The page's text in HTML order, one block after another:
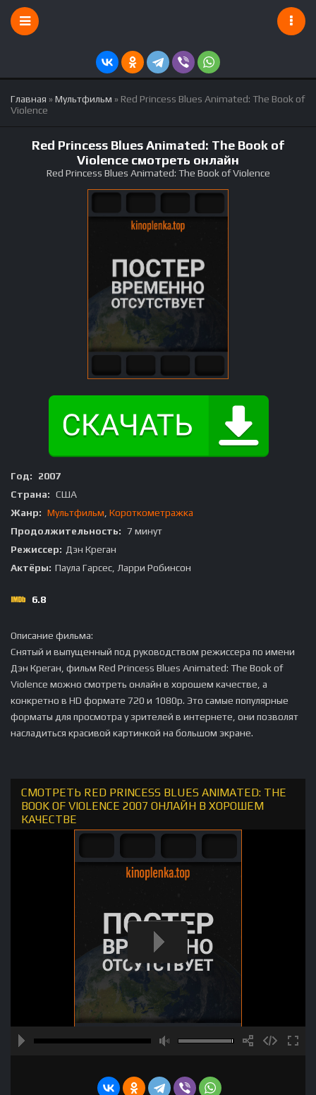
Главная »Мультфильм » Red Princess Blues Animated: The Book of
Violence
Red Princess Blues Animated: The Book of
Violence смотреть онлайн
Red Princess Blues Animated: The Book of Violence
Год:
2007
Страна: США
Жанр: Мультфильм Короткометражка
Продолжительность: 7 минут
Режиссер: Дэн Креган
Актёры: Паула Гарсес, Ларри Робинсон
6.8
Описание фильма:
Снятый и выпущенный под руководством режиссера по имени
Дэн Креган, фильм Red Princess Blues Animated: The Book of
Violence можно смотреть онлайн в хорошем качестве, а
конкретно в HD формате 720 и 1080p. Это самые популярные
форматы для просмотра у зрителей в интернете, они позволят
насладиться красивой картинкой на большом экране.
СМОТРЕТЬ RED PRINCESS BLUES ANIMATED: THE
BOOK OF VIOLENCE 2007 ОНЛАЙН В ХОРОШЕМ
КАЧЕСТВЕ